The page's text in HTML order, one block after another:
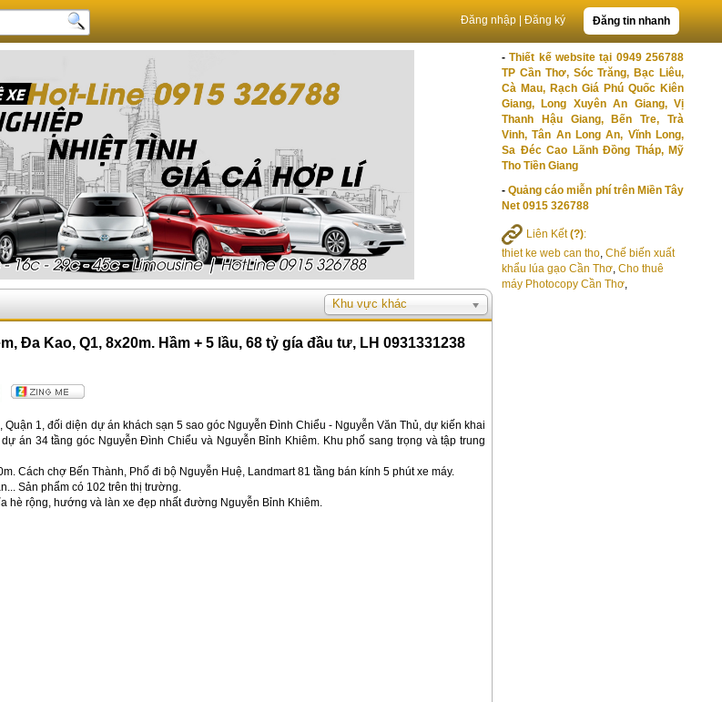
Đăng tin nhanh
Đăng nhập Đăng ký
-Thiết kế website tại 0949 256788
TP Cần Thơ, Sóc Trăng, Bạc Liêu,
Cà Mau, Rạch Giá Phú Quốc Kiên
Giang, Long Xuyên An Giang, Vị
Thanh Hậu Giang, Bến Tre, Trà
Vinh, Tân An Long An, Vĩnh Long,
Sa Đéc Cao Lãnh Đồng Tháp, Mỹ
Tho Tiền Giang
-Quảng cáo miễn phí trên Miền Tây
Net 0915 326788
Liên Kết(?):
thiet ke web can tho, Chế biến xuất
khẩu lúa gạo Cần Thơ, Cho thuê
máy Photocopy Cần Thơ,
Khu vực khác
Đa Kao, Q1, 8x20m. Hầm + 5 lầu, 68 tỷ gía đầu tư, LH 0931331238
1, đối diện dự án khách sạn 5 sao góc Nguyễn Đình Chiểu - Nguyễn Văn Thủ, dự kiến khai
án 34 tầng góc Nguyễn Đình Chiểu và Nguyễn Bỉnh Khiêm. Khu phố sang trọng và tập trung
Cách chợ Bến Thành, Phố đi bộ Nguyễn Huệ, Landmart 81 tầng bán kính 5 phút xe máy.
Sản phẩm có 102 trên thị trường.
hè rộng, hướng và làn xe đẹp nhất đường Nguyễn Bỉnh Khiêm.